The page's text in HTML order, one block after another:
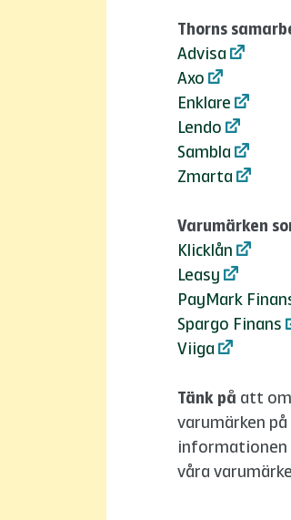
Thorns
Advisa
Axo
Enklare
Lendo
Sambla
Zmarta
Varumärken
Klicklån
Leasy
PayMark
Spargo Finans
Viiga
Tänk på att
varumärken
informationen
våra